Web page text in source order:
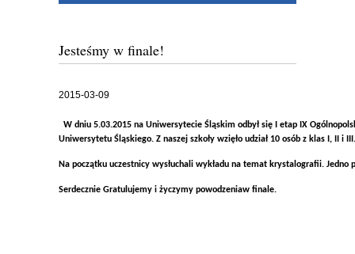
Jesteśmy w finale!
2015-03-09
W dniu 5.03.2015 na Uniwersytecie Śląskim odbył się I etap IX
Uniwersytetu Śląskiego. Z naszej szkoły wzięło udział 10 osób z klas I, II i III.
Na początku uczestnicy wysłuchali wykładu na temat krystalografii. Jedno
Serdecznie Gratulujemy i życzymy powodzeniaw finale.